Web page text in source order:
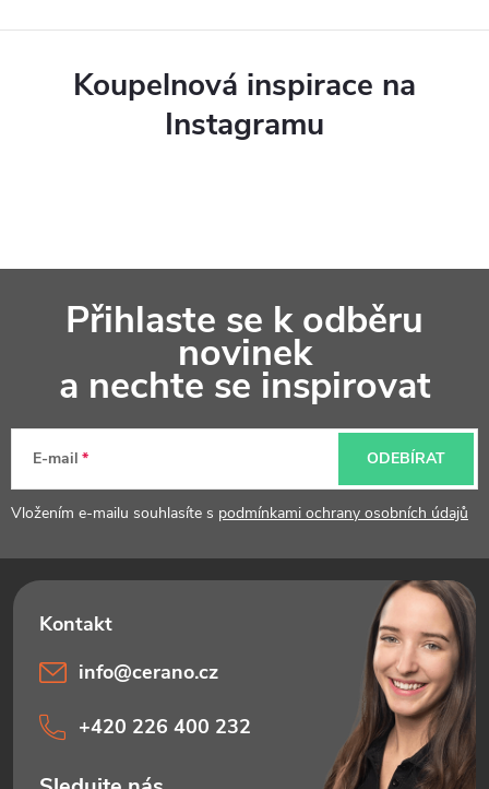
Koupelnová inspirace na
Instagramu
a
Přihlaste se k odběru
novinek
a nechte se inspirovat
E-mail
Vložením e-mailu souhlasíte s podmínkami ochrany osobních údajů
ODEBÍRAT
info@cerano.cz
+420 226 400 232